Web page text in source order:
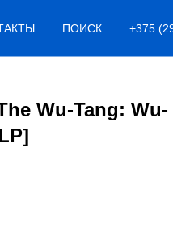
ПОИСК +375
Wu-Tang: Wu-